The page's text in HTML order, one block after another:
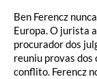
Ben Ferencz
Europa. O jurista
procurador dos
reuniu provas dos
conflito. Ferencz